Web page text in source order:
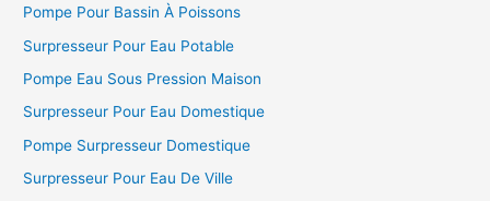
Pompe Pour Bassin À Poissons
Surpresseur Pour Eau Potable
Pompe Eau Sous Pression Maison
Surpresseur Pour Eau Domestique
Pompe Surpresseur Domestique
Surpresseur Pour Eau De Ville